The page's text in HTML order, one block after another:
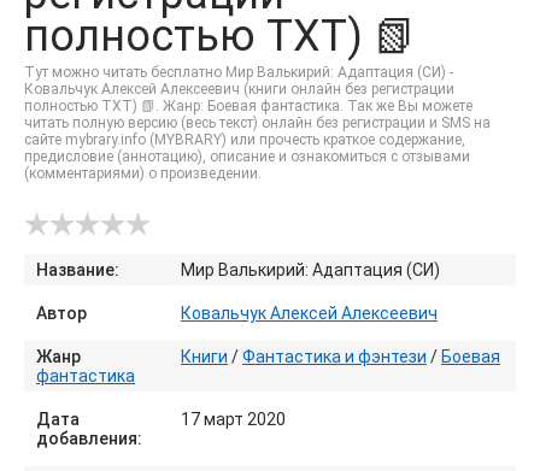
полностью TXT) 📗
Тут можно читать бесплатно Мир Валькирий: Адаптация (СИ) -
Ковальчук Алексей Алексеевич (книги онлайн без регистрации
полностью TXT) 📗. Жанр: Боевая фантастика. Так же Вы можете
читать полную версию (весь текст) онлайн без регистрации и SMS на
сайте mybrary.info (MYBRARY) или прочесть краткое содержание,
предисловие (аннотацию), описание и ознакомиться с отзывами
(комментариями) о произведении.
Название: Мир Валькирий: Адаптация (СИ)
Автор Ковальчук Алексей Алексеевич
Жанр Книги /Фантастика и фэнтези / Боевая
фантастика
Дата
добавления:
17 март 2020